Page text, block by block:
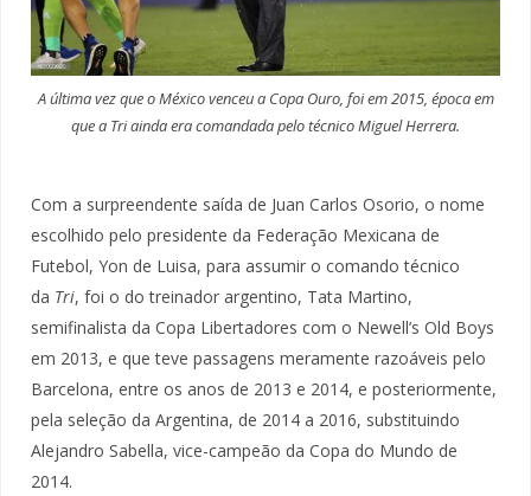
A última vez que o México venceu a Copa Ouro, foi em 2015, época em
que a Tri ainda era comandada pelo técnico Miguel Herrera.
Com a surpreendente saída de Juan Carlos Osorio, o nome
escolhido pelo presidente da Federação Mexicana de
Futebol, Yon de Luisa, para assumir o comando técnico
da Tri, foi o do treinador argentino, Tata Martino,
semifinalista da Copa Libertadores com o Newell’s Old Boys
em 2013, e que teve passagens meramente razoáveis pelo
Barcelona, entre os anos de 2013 e 2014, e posteriormente,
pela seleção da Argentina, de 2014 a 2016, substituindo
Alejandro Sabella, vice-campeão da Copa do Mundo de
2014.